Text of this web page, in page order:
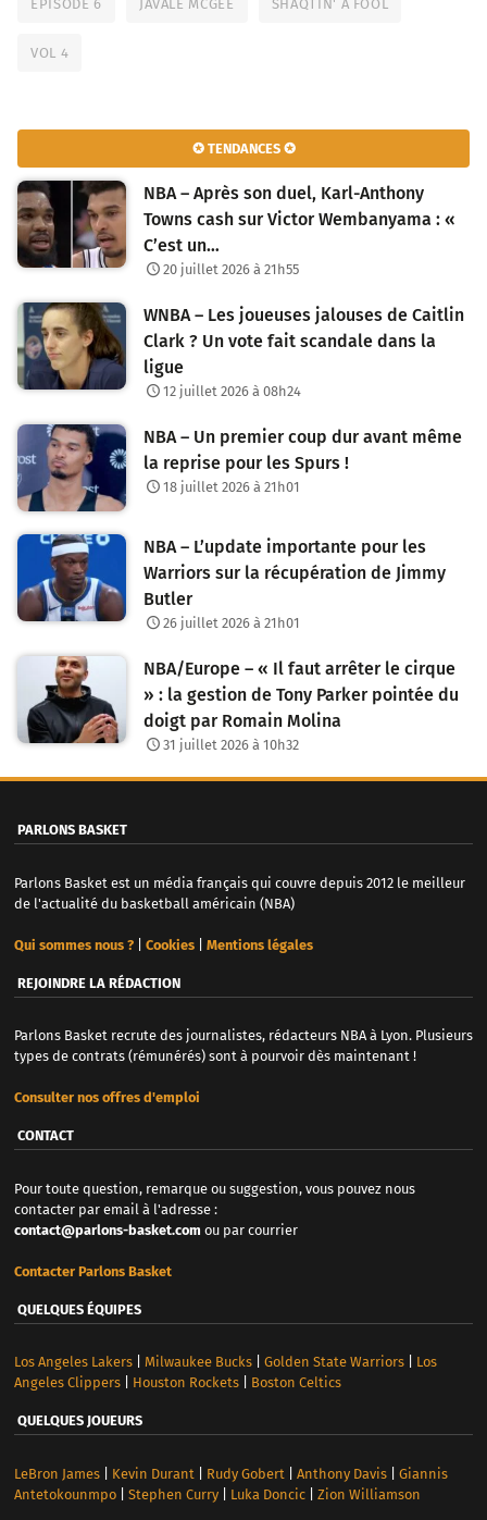
EPISODE 6 JAVALE MCGEE SHAQTIN' A FOOL
VOL 4
✪ TENDANCES ✪
NBA – Après son duel, Karl-Anthony
Towns cash sur Victor Wembanyama : «
C’est un…
20 juillet 2026 à 21h55
WNBA – Les joueuses jalouses de Caitlin
Clark ? Un vote fait scandale dans la
ligue
12 juillet 2026 à 08h24
NBA – Un premier coup dur avant même
la reprise pour les Spurs !
18 juillet 2026 à 21h01
NBA – L’update importante pour les
Warriors sur la récupération de Jimmy
Butler
26 juillet 2026 à 21h01
NBA/Europe – « Il faut arrêter le cirque
» : la gestion de Tony Parker pointée du
doigt par Romain Molina
31 juillet 2026 à 10h32
PARLONS BASKET
Parlons Basket est un média français qui couvre depuis 2012 le meilleur
de l'actualité du basketball américain (NBA)
Qui sommes nous ?| Cookies| Mentions légales
REJOINDRE LA RÉDACTION
Parlons Basket recrute des journalistes, rédacteurs NBA à Lyon. Plusieurs
types de contrats (rémunérés) sont à pourvoir dès maintenant !
Consulter nos offres d'emploi
CONTACT
Pour toute question, remarque ou suggestion, vous pouvez nous
contacter par email à l'adresse :
contact@parlons-basket.com ou par courrier
Contacter Parlons Basket
QUELQUES ÉQUIPES
Los Angeles Lakers| Milwaukee Bucks| Golden State Warriors| Los
Angeles Clippers| Houston Rockets| Boston Celtics
QUELQUES JOUEURS
LeBron James| Kevin Durant Rudy Gobert Anthony Davis| Giannis
Antetokounmpo| Stephen Curry| Luka Doncic| Zion Williamson